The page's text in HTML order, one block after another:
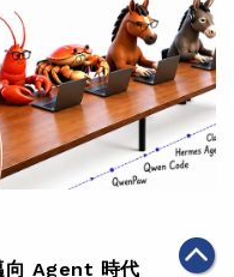
向 Agent 時代